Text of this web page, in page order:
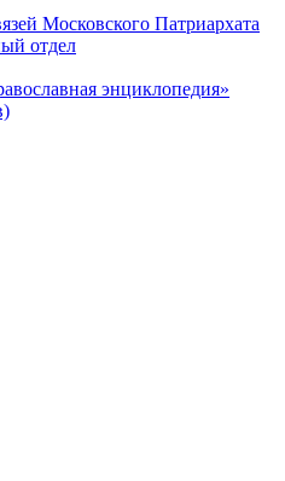
Московского Патриархата
отдел
энциклопедия»